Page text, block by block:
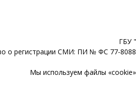
ГБУ
о регистрации СМИ: ПИ № ФС 77-
Мы используем файлы «cookie»